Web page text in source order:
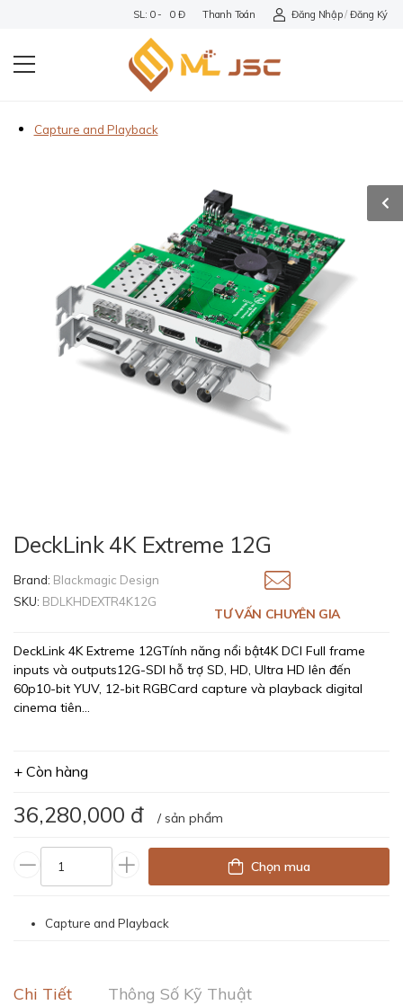
SL: 0 - 0 Đ Thanh Toán Đăng Nhập / Đăng Ký
Capture and Playback
DeckLink 4K Extreme 12G
Brand: Blackmagic Design
SKU: BDLKHDEXTR4K12G
TƯ VẤN CHUYÊN GIA
DeckLink 4K Extreme 12GTính năng nổi bật4K DCI Full frame
inputs và outputs12G-SDI hỗ trợ SD, HD, Ultra HD lên đến
60p10-bit YUV, 12-bit RGBCard capture và playback digital
cinema tiên...
+ Còn hàng
36,280,000 đ / sản phẩm
Chọn mua
Capture and Playback
Chi Tiết Thông Số Kỹ Thuật